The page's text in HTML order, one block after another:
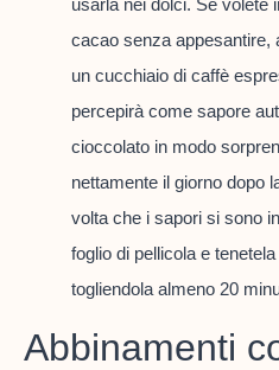
cacao senza appesantire,
un cucchiaio di caffè
percepirà come sapore
cioccolato in modo
nettamente il giorno dopo
volta che i sapori si sono
foglio di pellicola e
togliendola almeno 20
Abbinamenti